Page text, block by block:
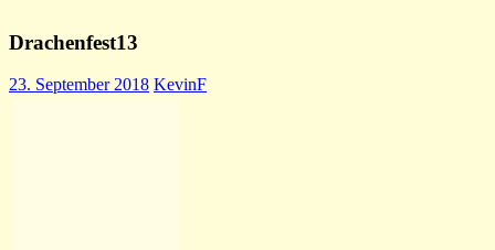
Drachenfest13
23. September 2018 KevinF